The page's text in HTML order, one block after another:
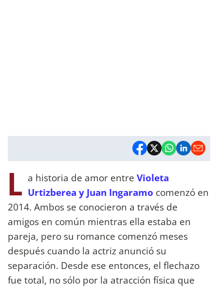
L a historia de amor entre Violeta
Urtizberea y Juan Ingaramo comenzó en
2014. Ambos se conocieron a través de
amigos en común mientras ella estaba en
pareja, pero su romance comenzó meses
después cuando la actriz anunció su
separación. Desde ese entonces, el flechazo
fue total, no sólo por la atracción física que